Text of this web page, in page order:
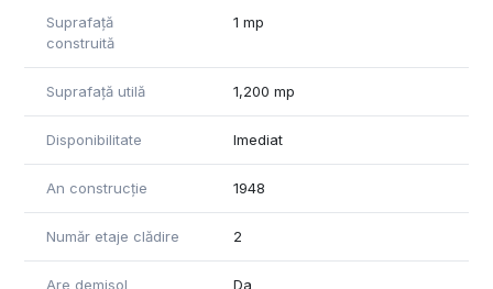
Suprafață
construită
1 mp
Suprafață utilă 1,200 mp
Disponibilitate Imediat
An construcție 1948
Număr etaje clădire 2
Are demisol Da